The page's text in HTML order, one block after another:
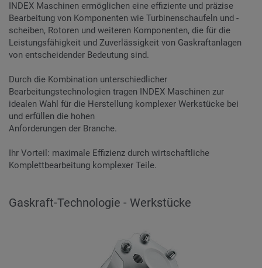
INDEX Maschinen ermöglichen eine effiziente und präzise
Bearbeitung von Komponenten wie Turbinenschaufeln und -
scheiben, Rotoren und weiteren Komponenten, die für die
Leistungsfähigkeit und Zuverlässigkeit von Gaskraftanlagen
von entscheidender Bedeutung sind.
Durch die Kombination unterschiedlicher
Bearbeitungstechnologien tragen INDEX Maschinen zur
idealen Wahl für die Herstellung komplexer Werkstücke bei
und erfüllen die hohen
Anforderungen der Branche.
Ihr Vorteil: maximale Effizienz durch wirtschaftliche
Komplettbearbeitung komplexer Teile.
Gaskraft-Technologie - Werkstücke